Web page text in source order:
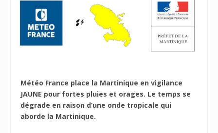
Météo France place la Martinique en vigilance
JAUNE pour fortes pluies et orages. Le temps se
dégrade en raison d’une onde tropicale qui
aborde la Martinique.